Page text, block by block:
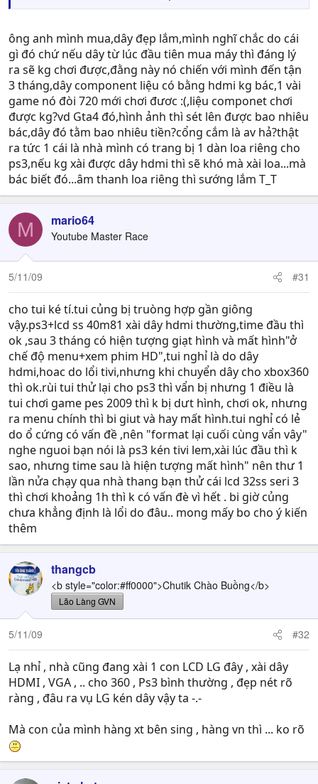
nó bán dây chính hãng xịn cho bác 550k đâu dây HDMI
tầm 1000 USD mạ vàng nguyên chất dây 550k lại xịn mà
cắm LG không vô thì bó tay rồi
ông anh mình mua,dây đẹp lắm,mình nghĩ chắc do cái
gì đó chứ nếu dây từ lúc đầu tiên mua máy thì đáng lý
ra sẽ kg chơi được,đằng này nó chiến với mình đến tận
3 tháng,dây component liệu có bằng hdmi kg bác,1 vài
game nó đòi 720 mới chơi đươc :(,liệu componet chơi
được kg?vd Gta4 đó,hình ảnh thì sét lên được bao nhiêu
bác,dây đó tằm bao nhiêu tiền?cổng cắm là av hả?thật
ra tức 1 cái là nhà mình có trang bị 1 dàn loa riêng cho
ps3,nếu kg xài được dây hdmi thì sẽ khó mà xài loa...mà
bác biết đó...âm thanh loa riêng thì sướng lắm T_T
M mario64
Youtube Master Race
5/11/09 #31
cho tui ké tí.tui củng bị truòng hợp gần giông
vậy.ps3+lcd ss 40m81 xài dây hdmi thường,time đầu thì
ok ,sau 3 tháng có hiện tượng giạt hình và mất hình"ở
chế độ menu+xem phim HD",tui nghỉ là do dây
hdmi,hoac do lổi tivi,nhưng khi chuyển dây cho xbox360
thì ok.rùi tui thử lại cho ps3 thì vẩn bị nhưng 1 điều là
tui chơi game pes 2009 thì k bị dưt hình, chơi ok, nhưng
ra menu chính thì bi giut và hay mất hình.tui nghỉ có lẻ
do ổ cứng có vấn đề ,nên "format lại cuối cùng vẩn vây"
nghe nguoi bạn nói là ps3 kén tivi lem,xài lúc đầu thì k
sao, nhưng time sau là hiện tượng mất hình" nên thư 1
lần nửa chạy qua nhà thang bạn thử cái lcd 32ss seri 3
thì chơi khoảng 1h thì k có vấn đè vì hết . bi giờ củng
chưa khẳng định là lổi do đâu.. mong mấy bo cho ý kiến
thêm
thangcb
<b style="color:#ff0000">Chutik Chào Buồng</b>
Lão Làng GVN
5/11/09 #32
Lạ nhỉ , nhà cũng đang xài 1 con LCD LG đây , xài dây
HDMI , VGA , .. cho 360 , Ps3 bình thường , đẹp nét rõ
ràng , đâu ra vụ LG kén dây vậy ta -.-
Mà con của mình hàng xt bên sing , hàng vn thì ... ko rõ